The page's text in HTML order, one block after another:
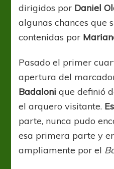
dirigidos por Daniel
algunas chances que
contenidas por
Pasado el primer
apertura del
Badaloni que definió
el arquero visitante.
parte, nunca pudo
esa primera parte y
ampliamente por el